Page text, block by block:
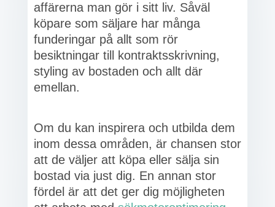
affärerna man gör i sitt liv. Såväl
köpare som säljare har många
funderingar på allt som rör
besiktningar till kontraktsskrivning,
styling av bostaden och allt där
emellan.
Om du kan inspirera och utbilda dem
inom dessa områden, är chansen stor
att de väljer att köpa eller sälja sin
bostad via just dig. En annan stor
fördel är att det ger dig möjligheten